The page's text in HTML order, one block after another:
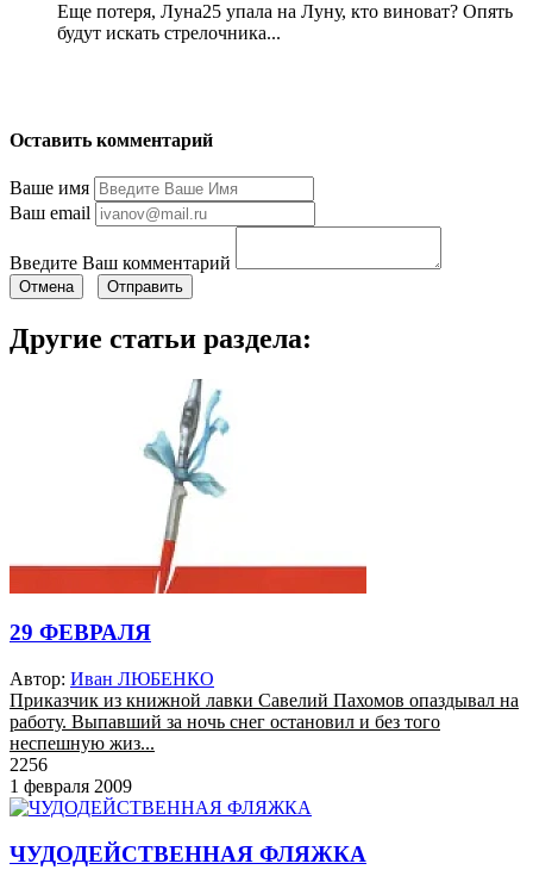
Еще потеря, Луна25 упала на Луну, кто виноват? Опять
будут искать стрелочника...
Оставить комментарий
Ваше имя
Ваш email
Введите Ваш комментарий
Отмена Отправить
Другие статьи раздела:
29 ФЕВРАЛЯ
Автор: Иван ЛЮБЕНКО
Приказчик из книжной лавки Савелий Пахомов опаздывал на
работу. Выпавший за ночь снег остановил и без того
неспешную жиз...
2256
1 февраля 2009
ЧУДОДЕЙСТВЕННАЯ ФЛЯЖКА